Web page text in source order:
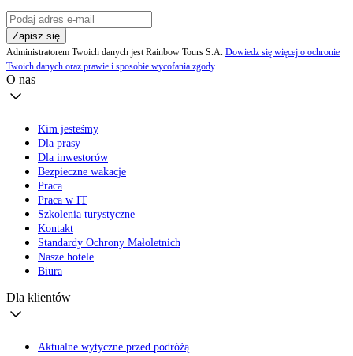
Zapisz się
Administratorem Twoich danych jest Rainbow Tours S.A. Dowiedz się więcej o ochronie
Twoich danych oraz prawie i sposobie wycofania zgody.
O nas
Kim jesteśmy
Dla prasy
Dla inwestorów
Bezpieczne wakacje
Praca
Praca w IT
Szkolenia turystyczne
Kontakt
Standardy Ochrony Małoletnich
Nasze hotele
Biura
Dla klientów
Aktualne wytyczne przed podróżą